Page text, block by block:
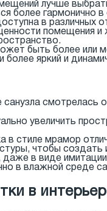
лучше
более гармонично
в различных
помещения
быть более или
более яркий и
смотрелась
увеличить
в стиле мрамор
чтобы создать
даже в виде
в влажной среде
в